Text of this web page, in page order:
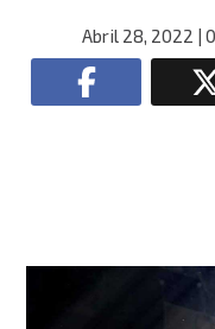
Abril 28, 2022 |